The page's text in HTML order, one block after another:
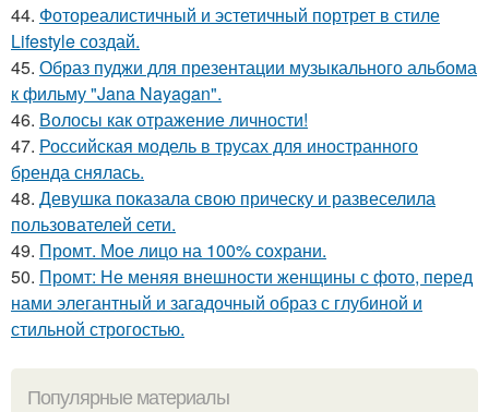
44. Фотореалистичный и эстетичный портрет в стиле
Lifestyle создай.
45. Образ пуджи для презентации музыкального альбома
к фильму "Jana Nayagan".
46. Волосы как отражение личности!
47. Российская модель в трусах для иностранного
бренда снялась.
48. Девушка показала свою прическу и развеселила
пользователей сети.
49. Промт. Мое лицо на 100% сохрани.
50. Промт: Не меняя внешности женщины с фото, перед
нами элегантный и загадочный образ с глубиной и
стильной строгостью.
Популярные материалы